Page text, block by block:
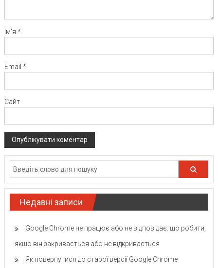
Ім'я *
Email *
Сайт
Недавні записи
Google Chrome не працює або не відповідає: що робити,
якщо він закривається або не відкривається
Як повернутися до старої версії Google Chrome